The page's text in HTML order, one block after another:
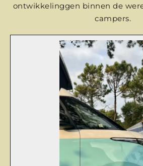
ontwikkelinggen binnen de
campers.